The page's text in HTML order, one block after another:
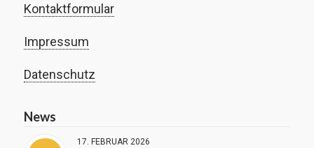
Kontaktformular
Impressum
Datenschutz
News
17. FEBRUAR 2026